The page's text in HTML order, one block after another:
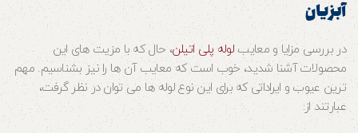
آبزیان
در بررسی مزایا و معایبلوله پلی اتیلن، حال که با مزیت های این
محصولات آشنا شدید، خوب است که معایب آن ها را نیز بشناسیم. مهم
ترین عیوب و ایراداتی که برای این نوع لوله ها می توان در نظر گرفت،
عبارتند از: